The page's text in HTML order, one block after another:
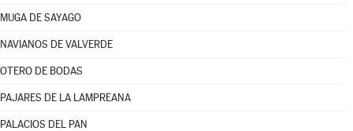
MUGA DE SAYAGO
NAVIANOS DE VALVERDE
OTERO DE BODAS
PAJARES DE LA LAMPREANA
PALACIOS DEL PAN